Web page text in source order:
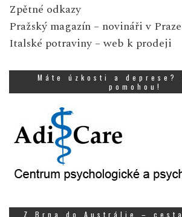
Zpětné odkazy
Pražský magazín – novináři v Praze
Italské potraviny – web k prodeji
Máte úzkosti a deprese?
pomohou!
Z Brna do Austrálie –